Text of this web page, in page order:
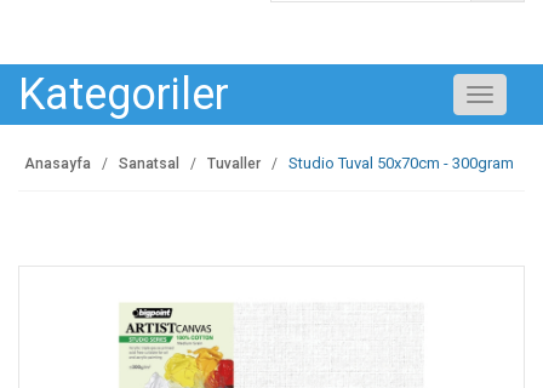
Kategoriler
Toggle
Anasayfa Sanatsal Tuvaller Studio Tuval 50x70cm - 300gram